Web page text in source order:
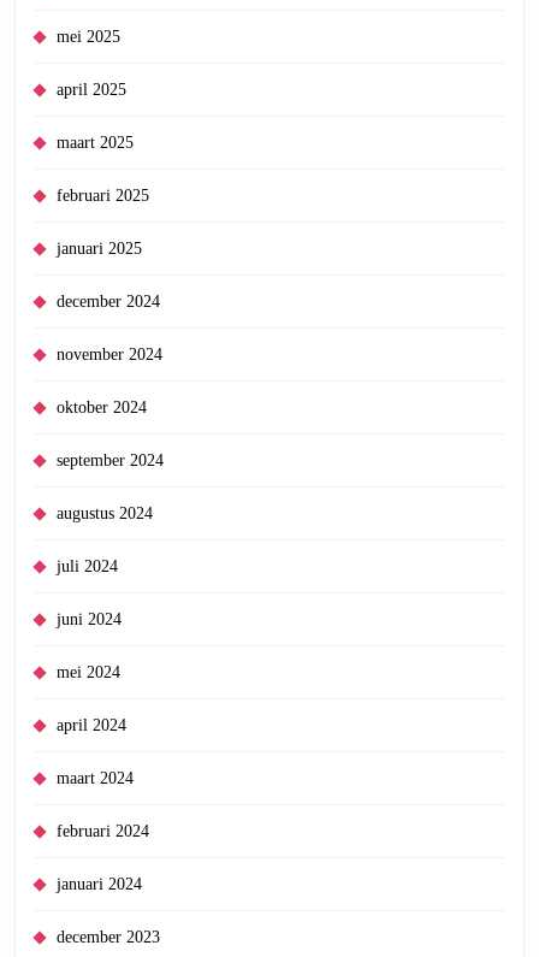
mei 2025
april 2025
maart 2025
februari 2025
januari 2025
december 2024
november 2024
oktober 2024
september 2024
augustus 2024
juli 2024
juni 2024
mei 2024
april 2024
maart 2024
februari 2024
januari 2024
december 2023